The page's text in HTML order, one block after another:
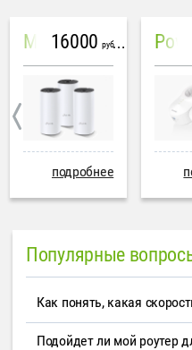
Mesh система TP-Link Deco M4 (3 устройства)
16000 руб
подробнее
Популярные
Как понять, какая
Подойдет ли мой роутер